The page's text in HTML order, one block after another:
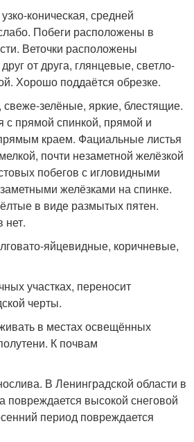
коническая, средней
Побеги расположены в
Веточки расположены
от друга, глянцевые, светло-
. Хорошо поддаётся обрезке.
зелёные, яркие, блестящие.
с прямой спинкой, прямой и
краем. Фациальные листья
почти незаметной желёзкой
побегов с игловидными
желёзками на спинке.
в виде размытых пятен.
нет.
яйцевидные, коричневые,
участках, переносит
черты.
в местах освещённых
К почвам
. В Ленинградской области в
повреждается высокой снеговой
период повреждается